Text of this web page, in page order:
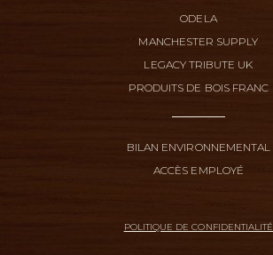
ODELA
MANCHESTER SUPPLY
LEGACY TRIBUTE UK
PRODUITS DE BOIS FRANC
BILAN ENVIRONNEMENTAL
ACCÈS EMPLOYÉ
POLITIQUE DE CONFIDENTIALITÉ